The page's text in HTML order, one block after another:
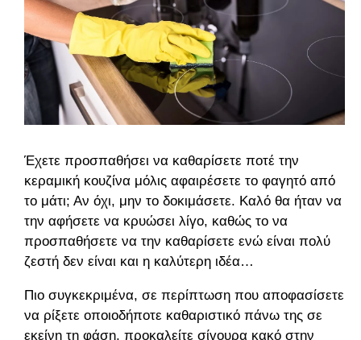
Έχετε προσπαθήσει να καθαρίσετε ποτέ την
κεραμική κουζίνα μόλις αφαιρέσετε το φαγητό από
το μάτι; Αν όχι, μην το δοκιμάσετε. Καλό θα ήταν να
την αφήσετε να κρυώσει λίγο, καθώς το να
προσπαθήσετε να την καθαρίσετε ενώ είναι πολύ
ζεστή δεν είναι και η καλύτερη ιδέα…
Πιο συγκεκριμένα, σε περίπτωση που αποφασίσετε
να ρίξετε οποιοδήποτε καθαριστικό πάνω της σε
εκείνη τη φάση, προκαλείτε σίγουρα κακό στην